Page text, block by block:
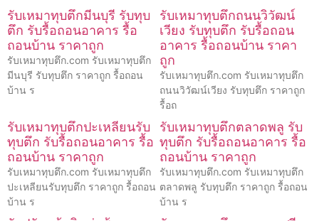
รับเหมาทุบตึกมีนบุรี รับทุบ
ตึก รับรื้อถอนอาคาร รื้อ
ถอนบ้าน ราคาถูก
รับเหมาทุบตึก.com รับเหมาทุบตึก
มีนบุรี รับทุบตึก ราคาถูก รื้อถอน
บ้าน ร
รับเหมาทุบตึกถนนวิวัฒน์
เวียง รับทุบตึก รับรื้อถอน
อาคาร รื้อถอนบ้าน ราคา
ถูก
รับเหมาทุบตึก.com รับเหมาทุบตึก
ถนนวิวัฒน์เวียง รับทุบตึก ราคาถูก
รื้อถ
รับเหมาทุบตึกปะเหลียนรับ
ทุบตึก รับรื้อถอนอาคาร รื้อ
ถอนบ้าน ราคาถูก
รับเหมาทุบตึก.com รับเหมาทุบตึก
ปะเหลียนรับทุบตึก ราคาถูก รื้อถอน
บ้าน ร
รับเหมาทุบตึกตลาดพลู รับ
ทุบตึก รับรื้อถอนอาคาร รื้อ
ถอนบ้าน ราคาถูก
รับเหมาทุบตึก.com รับเหมาทุบตึก
ตลาดพลู รับทุบตึก ราคาถูก รื้อถอน
บ้าน ร